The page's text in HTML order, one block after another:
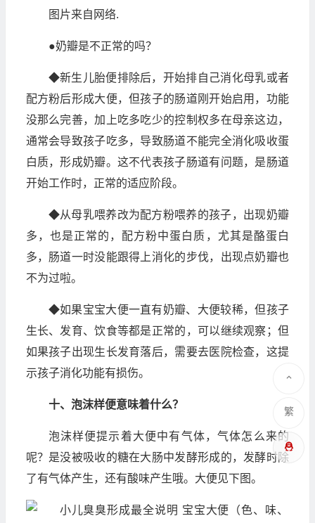
图片来自网络.
●奶瓣是不正常的吗？
◆新生儿胎便排除后，开始排自己消化母乳或者
配方粉后形成大便，但孩子的肠道刚开始启用，功能
没那么完善，加上吃多吃少的控制权多在母亲这边，
通常会导致孩子吃多，导致肠道不能完全消化吸收蛋
白质，形成奶瓣。这不代表孩子肠道有问题，是肠道
开始工作时，正常的适应阶段。
◆从母乳喂养改为配方粉喂养的孩子，出现奶瓣
多，也是正常的，配方粉中蛋白质，尤其是酪蛋白
多，肠道一时没能跟得上消化的步伐，出现点奶瓣也
不为过啦。
◆如果宝宝大便一直有奶瓣、大便较稀，但孩子
生长、发育、饮食等都是正常的，可以继续观察；但
如果孩子出现生长发育落后，需要去医院检查，这提
示孩子消化功能有损伤。
十、泡沫样便意味着什么？
泡沫样便提示着大便中有气体，气体怎么来的
呢？是没被吸收的糖在大肠中发酵形成的，发酵时除
了有气体产生，还有酸味产生哦。大便见下图。
繁